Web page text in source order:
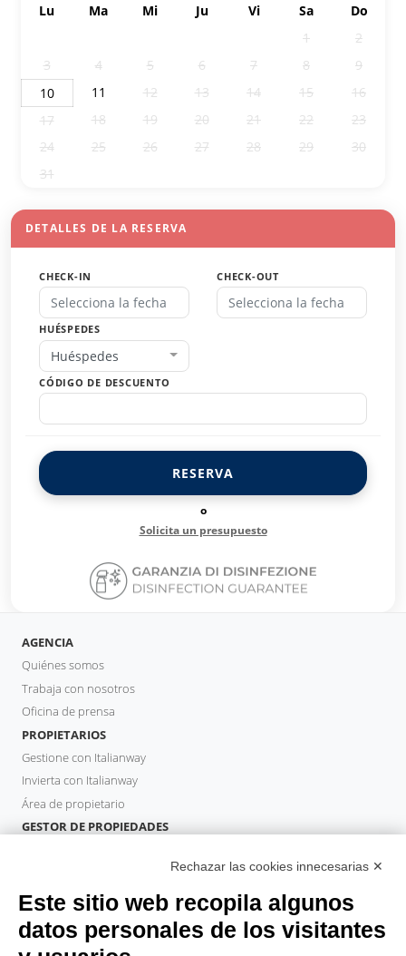
Lu
Ma Mi Ju Vi Sa
Do
1
2
3
4 5 6 7 8
9
10
11 12 13 14 15
16
17
18 19 20 21 22
23
24
25 26 27 28 29
30
31
DETALLES DE LA RESERVA
CHECK-IN CHECK-OUT
HUÉSPEDES
Huéspedes
CÓDIGO DE DESCUENTO
RESERVA
o
Solicita un presupuesto
AGENCIA
Quiénes somos
Trabaja con nosotros
Oficina de prensa
PROPIETARIOS
Gestione con Italianway
Invierta con Italianway
Área de propietario
GESTOR DE PROPIEDADES
HUÉSPEDES
Reserve una estancia
Estancias largas
Rechazar las cookies innecesarias ✕
Este sitio web recopila algunos
datos personales de los visitantes